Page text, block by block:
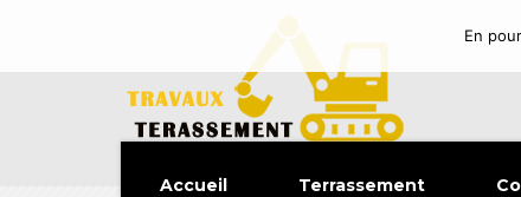
Accueil Terrassement
En